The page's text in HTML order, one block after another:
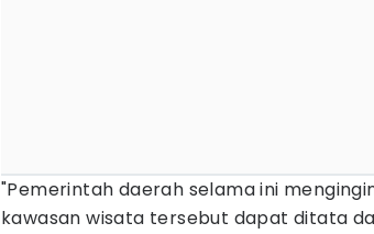
"Pemerintah daerah selama ini
kawasan wisata tersebut dapat ditata